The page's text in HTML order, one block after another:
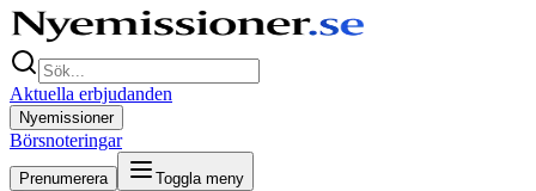
Aktuella erbjudanden
Nyemissioner
Börsnoteringar
Prenumerera Toggla meny